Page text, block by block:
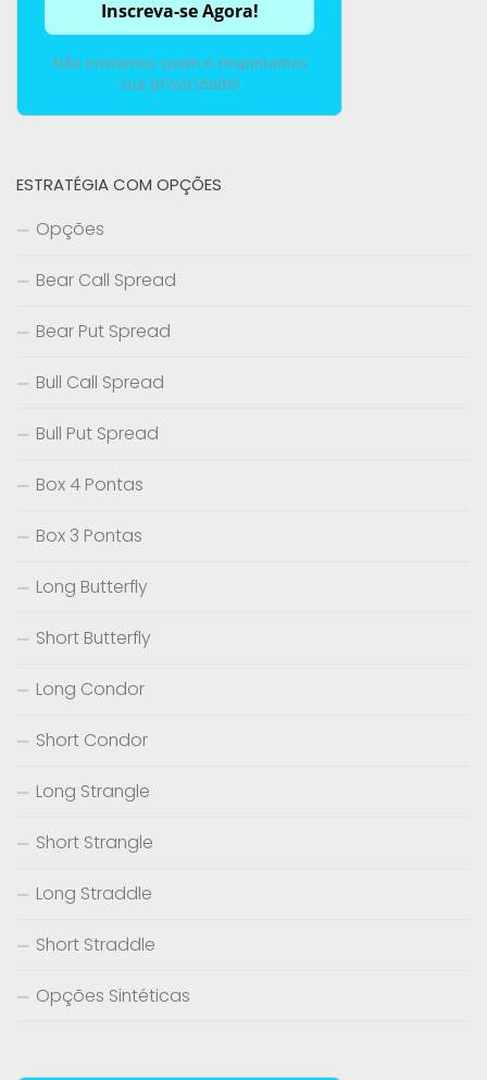
Não enviamos spam e respeitamos
sua privacidade!
ESTRATÉGIA COM OPÇÕES
Opções
Bear Call Spread
Bear Put Spread
Bull Call Spread
Bull Put Spread
Box 4 Pontas
Box 3 Pontas
Long Butterfly
Short Butterfly
Long Condor
Short Condor
Long Strangle
Short Strangle
Long Straddle
Short Straddle
Opções Sintéticas